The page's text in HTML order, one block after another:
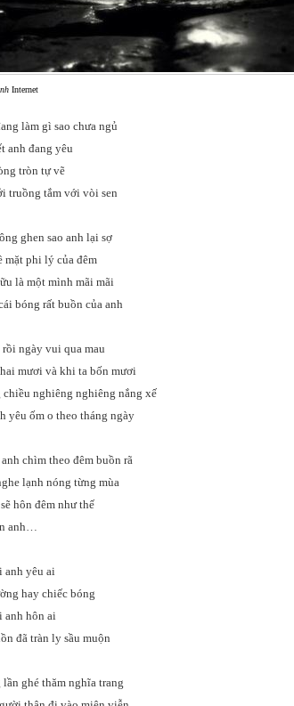
Internet
làm gì sao chưa ngủ
anh đang yêu
tròn tự vẽ
truồng tắm với vòi sen
ghen sao anh lại sợ
mặt phi lý của đêm
là một mình mãi mãi
bóng rất buồn của anh
ngày vui qua mau
mươi và khi ta bốn mươi
chiều nghiêng nghiêng nắng xế
yêu ốm o theo tháng ngày
chìm theo đêm buồn rã
lạnh nóng từng mùa
hôn đêm như thế
anh…
anh yêu ai
hay chiếc bóng
anh hôn ai
đã tràn ly sầu muộn
lần ghé thăm nghĩa trang